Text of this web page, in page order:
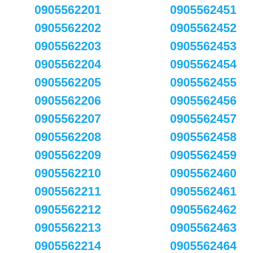
0905562201
0905562202
0905562203
0905562204
0905562205
0905562206
0905562207
0905562208
0905562209
0905562210
0905562211
0905562212
0905562213
0905562214
0905562451
0905562452
0905562453
0905562454
0905562455
0905562456
0905562457
0905562458
0905562459
0905562460
0905562461
0905562462
0905562463
0905562464